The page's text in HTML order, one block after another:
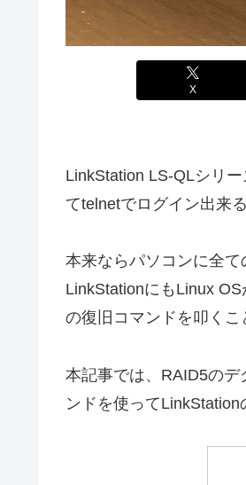
X
LinkStation LS-QLシリ
てtelnetでログイン出来
本来ならパソコンに全て
LinkStationにもLinux
の復旧コマンドを叩くこ
本記事では、RAID5の
ンドを使ってLinkStation